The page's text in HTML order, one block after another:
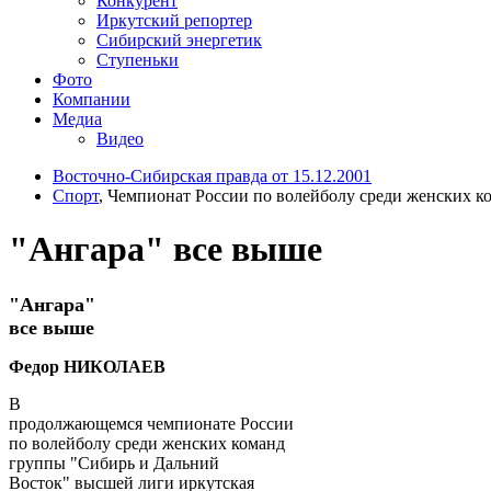
Иркутский репортер
Сибирский энергетик
Ступеньки
Фото
Компании
Медиа
Видео
Восточно-Сибирская правда от 15.12.2001
Спорт, Чемпионат России по волейболу среди женских
"Ангара" все выше
"Ангара"
все выше
Федор НИКОЛАЕВ
В
продолжающемся чемпионате России
по волейболу среди женских команд
группы "Сибирь и Дальний
Восток" высшей лиги иркутская